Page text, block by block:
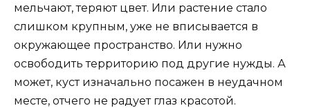
мельчают, теряют цвет. Или растение стало
слишком крупным, уже не вписывается в
окружающее пространство. Или нужно
освободить территорию под другие нужды. А
может, куст изначально посажен в неудачном
месте, отчего не радует глаз красотой.